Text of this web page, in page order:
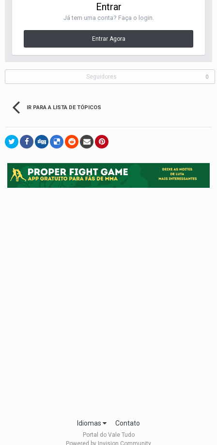
Entrar
Já tem uma conta? Faça o login.
Entrar Agora
Seguidores 0
IR PARA A LISTA DE TÓPICOS
Idiomas Contato
Portal do Vale Tudo
Powered by Invision Community